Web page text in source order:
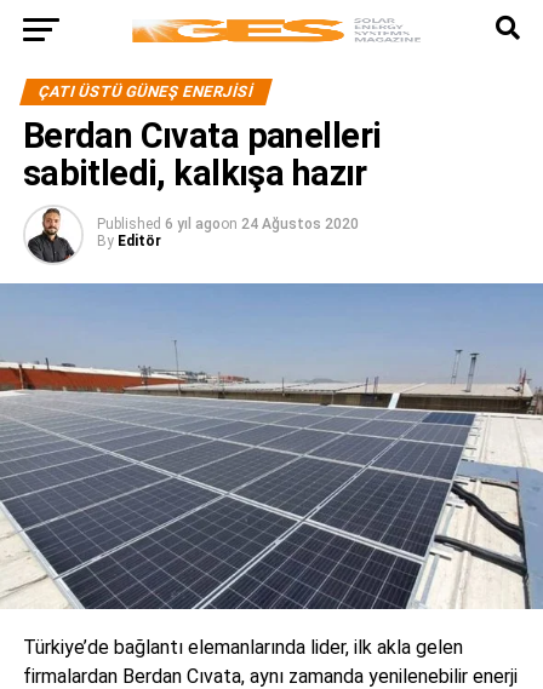
ÇATI ÜSTÜ GÜNEŞ ENERJISI
Berdan Cıvata panelleri
sabitledi, kalkışa hazır
Published 6 yıl agoon 24 Ağustos 2020
By Editör
Türkiye’de bağlantı elemanlarında lider, ilk akla gelen
firmalardan Berdan Cıvata, aynı zamanda yenilenebilir enerji